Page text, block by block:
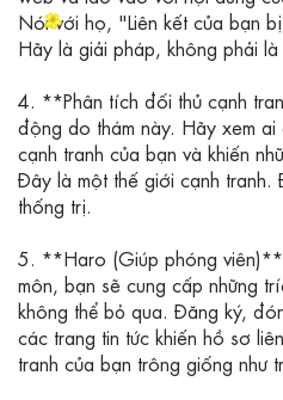
Nói với họ, "Liên kết của bạn
Hãy là giải pháp, không phải là
4. **Phân tích đối thủ cạnh
động do thám này. Hãy xem
cạnh tranh của bạn và khiến
Đây là một thế giới cạnh tranh.
thống trị.
5. **Haro (Giúp phóng
môn, bạn sẽ cung cấp những
không thể bỏ qua. Đăng ký,
các trang tin tức khiến hồ sơ
tranh của bạn trông giống như